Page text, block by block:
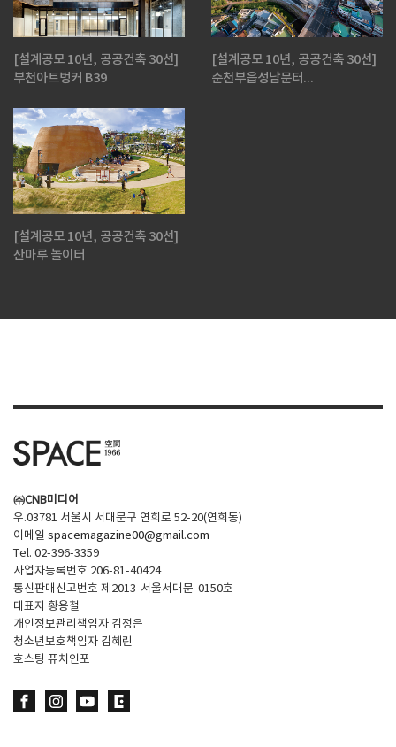
[설계공모 10년, 공공건축 30선]
부천아트벙커 B39
[설계공모 10년, 공공건축 30선]
순천부읍성남문터...
[설계공모 10년, 공공건축 30선]
산마루 놀이터
㈜CNB미디어
우.03781 서울시 서대문구 연희로 52-20(연희동)
이메일 spacemagazine00@gmail.com
Tel. 02-396-3359
사업자등록번호 206-81-40424
통신판매신고번호 제2013-서울서대문-0150호
대표자 황용철
개인정보관리책임자 김정은
청소년보호책임자 김혜린
호스팅 퓨처인포